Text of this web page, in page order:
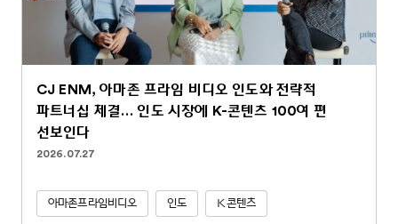
CJ ENM, 아마존 프라임 비디오 인도와 전략적
파트너십 체결… 인도 시장에 K-콘텐츠 100여 편
선보인다
2026.07.27
아마존프라임비디오 인도 K콘텐츠